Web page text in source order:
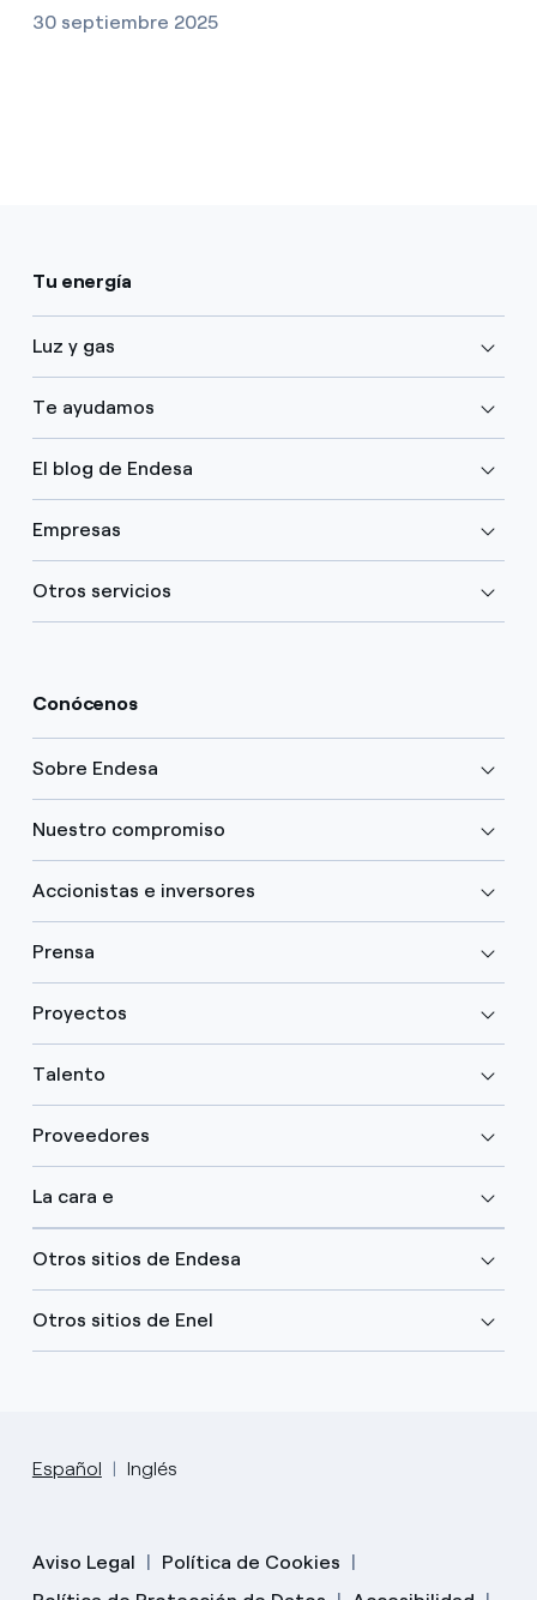
30 septiembre 2025
Tu energía
Luz y gas
Te ayudamos
El blog de Endesa
Empresas
Otros servicios
Conócenos
Sobre Endesa
Nuestro compromiso
Accionistas e inversores
Prensa
Proyectos
Talento
Proveedores
La cara e
Otros sitios de Endesa
Otros sitios de Enel
Español Inglés
Aviso Legal
Política de Cookies